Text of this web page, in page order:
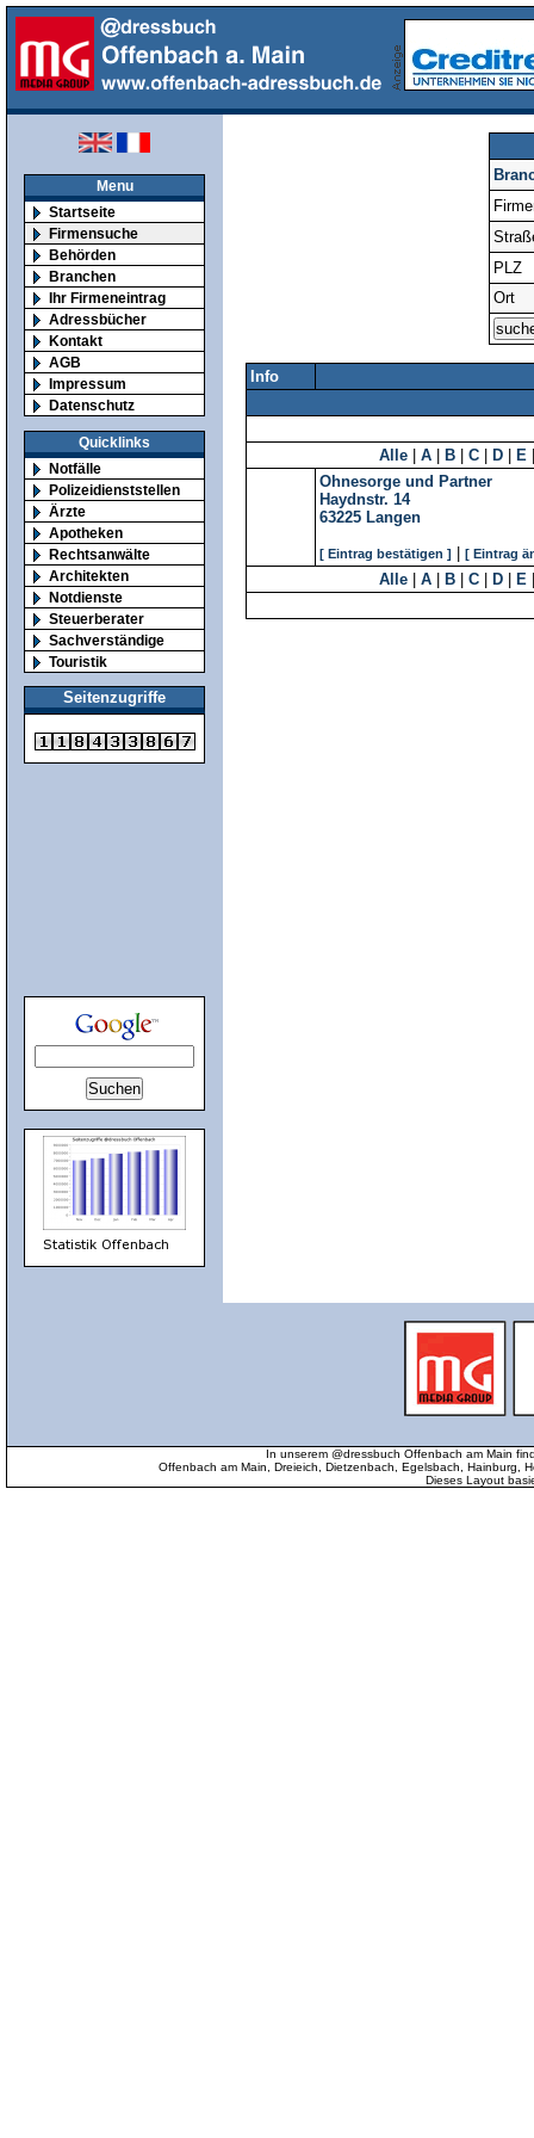
Menu
Startseite
Firmensuche
Behörden
Branchen
Ihr Firmeneintrag
Adressbücher
Kontakt
AGB
Impressum
Datenschutz
Quicklinks
Notfälle
Polizeidienststellen
Ärzte
Apotheken
Rechtsanwälte
Architekten
Notdienste
Steuerberater
Sachverständige
Touristik
Seitenzugriffe
PLZ
Ort
Info
Alle A B C D E
Ohnesorge und Partner
Haydnstr. 14
63225 Langen
[ Eintrag bestätigen ] [ Eintrag
Alle A B C D E
In unserem @dressbuch Offenbach am Main
Offenbach am Main, Dreieich, Dietzenbach, Egelsbach, Hainburg,
Dieses Layout